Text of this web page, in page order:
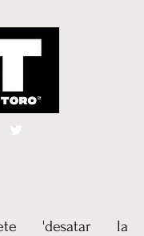
España
'desatar la